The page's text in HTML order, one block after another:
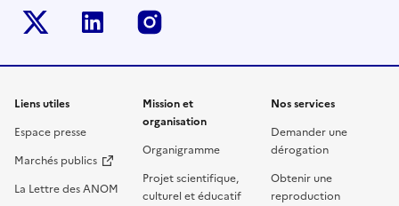
twitter-x linkedin
Liens utiles
Espace presse
Marchés publics
La Lettre des ANOM
Mission et
organisation
Organigramme
Projet scientifique,
culturel et éducatif
Nos services
Demander une
dérogation
Obtenir une
reproduction